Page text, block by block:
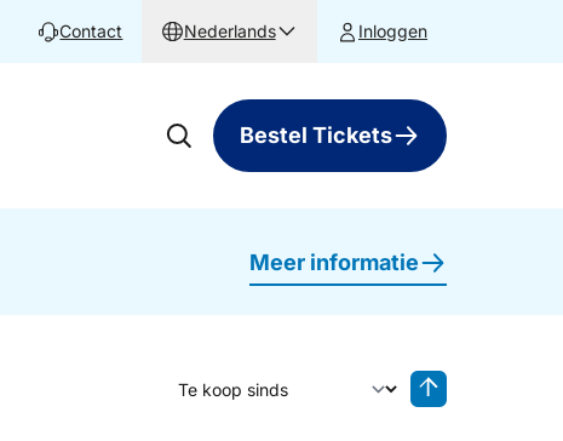
Contact Nederlands Inloggen
Bestel Tickets
Meer informatie
Sorteer op